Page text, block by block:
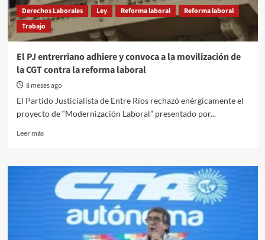
una
ley
para
trabajadores
apps
Derechos Laborales Ley Reforma laboral
Reforma laboral
Trabajo
El PJ entrerriano adhiere y convoca a la movilización de
la CGT contra la reforma laboral
8 meses ago
El Partido Justicialista de Entre Ríos rechazó enérgicamente el
proyecto de “Modernización Laboral” presentado por...
Leer másRead
El
entrerriano
adhiere
convoca